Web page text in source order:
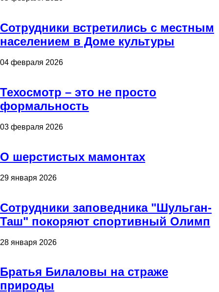
Сотрудники встретились с местным
населением в Доме культуры
04 февраля 2026
Техосмотр – это не просто
формальность
03 февраля 2026
О шерстистых мамонтах
29 января 2026
Сотрудники заповедника "Шульган-
Таш" покоряют спортивный Олимп
28 января 2026
Братья Билаловы на страже
природы